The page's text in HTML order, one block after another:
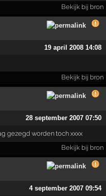
Bekijk bij bron
19 april 2008 14:08
Bekijk bij bron
28 september 2007 07:50
gezegd worden toch xxxx
Bekijk bij bron
4 september 2007 09:54